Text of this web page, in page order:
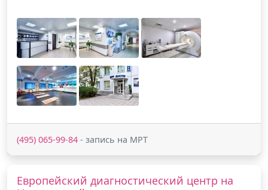
(495) 065-99-84 - запись на МРТ
Европейский диагностический центр на